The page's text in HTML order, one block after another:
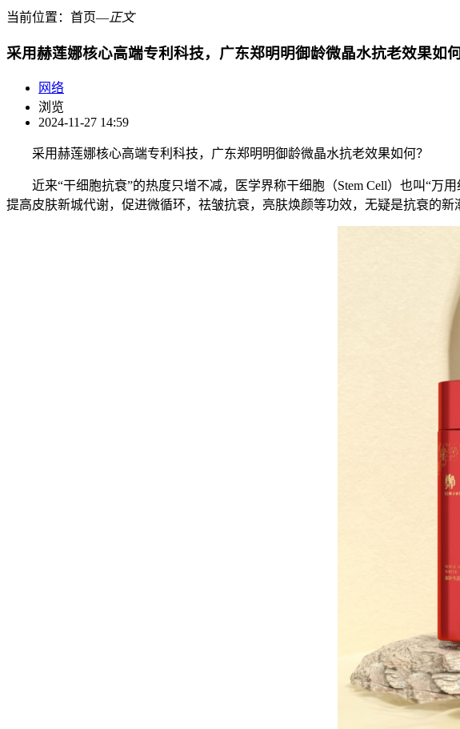
当前位置： 首页―正文
采用赫莲娜核心高端专利科技，广东郑明明御龄微晶水抗老效果如何
网络
浏览
2024-11-27 14:59
采用赫莲娜核心高端专利科技，广东郑明明御龄微晶水抗老效果如何？
近来“干细胞抗衰”的热度只增不减，医学界称干细胞（Stem Cell）也叫“万
提高皮肤新城代谢，促进微循环，祛皱抗衰，亮肤焕颜等功效，无疑是抗衰的